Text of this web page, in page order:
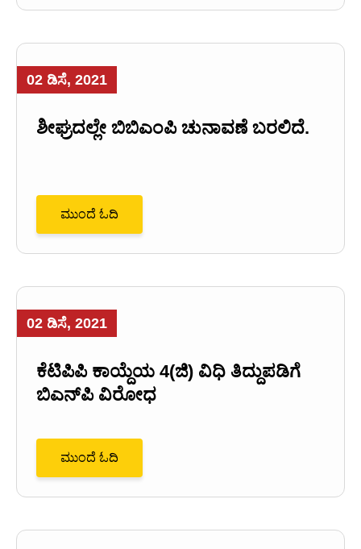
02 ಡಿಸೆ, 2021
ಶೀಘ್ರದಲ್ಲೇ ಬಿಬಿಎಂಪಿ ಚುನಾವಣೆ ಬರಲಿದೆ.
ಮುಂದೆ ಓದಿ
02 ಡಿಸೆ, 2021
ಕೆಟಿಪಿಪಿ ಕಾಯ್ದೆಯ 4(ಜಿ) ವಿಧಿ ತಿದ್ದುಪಡಿಗೆ
ಬಿಎನ್‌ಪಿ ವಿರೋಧ
ಮುಂದೆ ಓದಿ